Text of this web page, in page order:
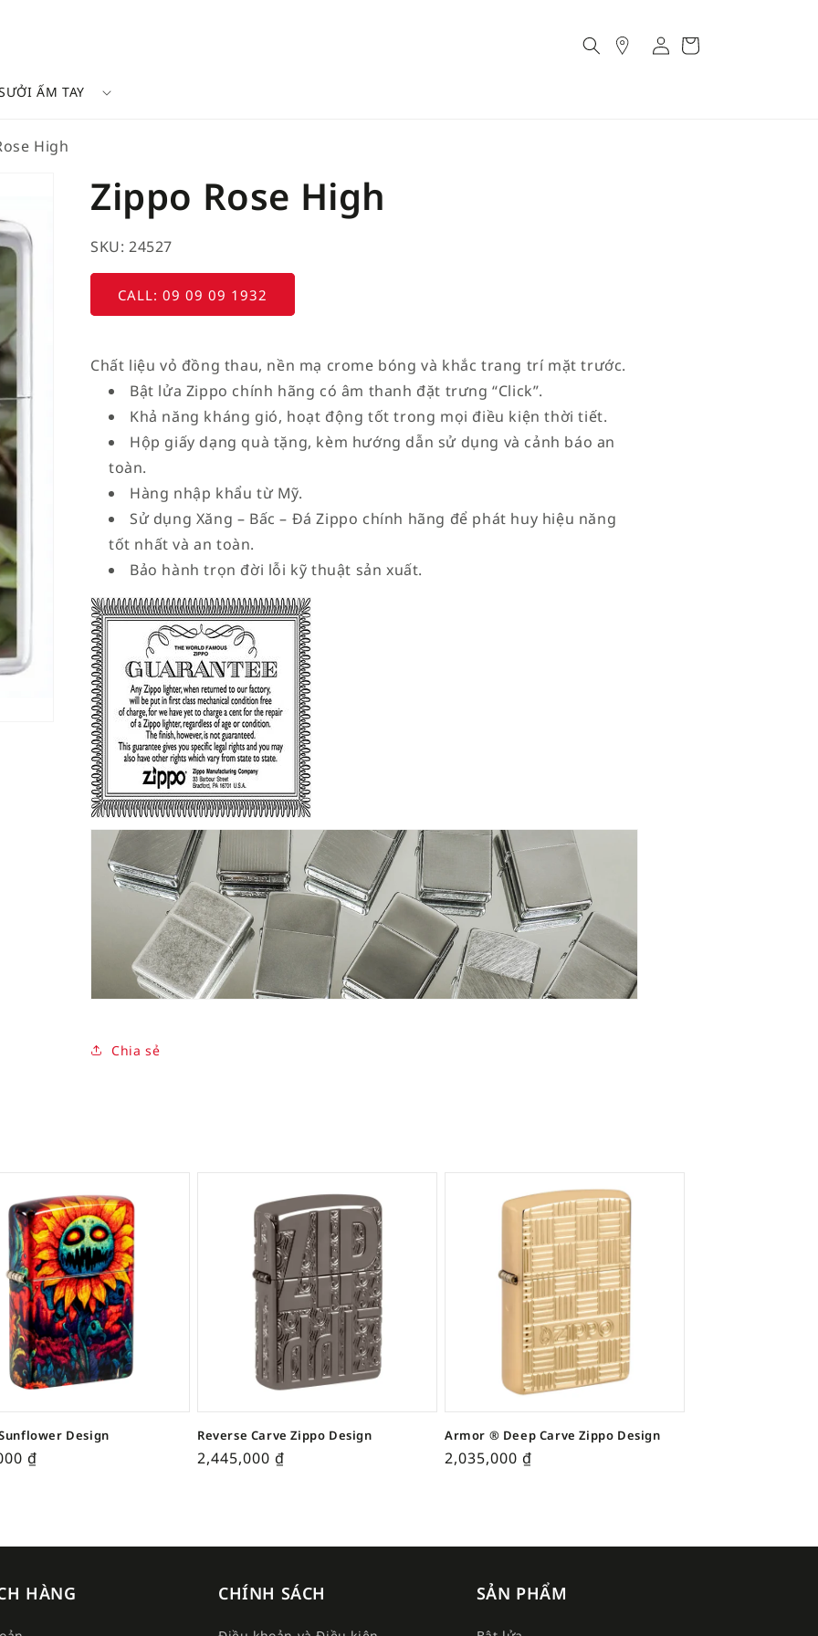
ẤM TAY
AccountCart
High
Zippo Rose High
SKU: 24527
CALL: 09 09 09 1932
Chất liệu vỏ đồng thau, nền mạ crome bóng và khắc trang trí mặt trước.
Bật lửa Zippo chính hãng có âm thanh đặt trưng “Click”.
Khả năng kháng gió, hoạt động tốt trong mọi điều kiện thời tiết.
Hộp giấy dạng quà tặng, kèm hướng dẫn sử dụng và cảnh báo an
toàn.
Hàng nhập khẩu từ Mỹ.
Sử dụng Xăng – Bấc – Đá Zippo chính hãng để phát huy hiệu năng
tốt nhất và an toàn.
Bảo hành trọn đời lỗi kỹ thuật sản xuất.
Chia sẻ
Design
₫
Reverse Carve Zippo Design
2,445,000 ₫
Armor ® Deep Carve Zippo Design
2,035,000 ₫
HÀNG CHÍNH SÁCH SẢN PHẨM